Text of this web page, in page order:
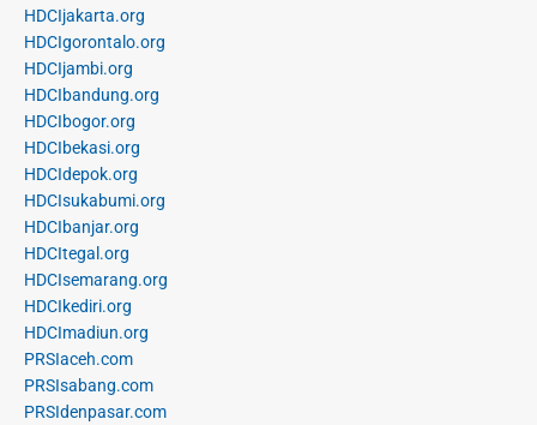
HDCIjakarta.org
HDCIgorontalo.org
HDCIjambi.org
HDCIbandung.org
HDCIbogor.org
HDCIbekasi.org
HDCIdepok.org
HDCIsukabumi.org
HDCIbanjar.org
HDCItegal.org
HDCIsemarang.org
HDCIkediri.org
HDCImadiun.org
PRSIaceh.com
PRSIsabang.com
PRSIdenpasar.com